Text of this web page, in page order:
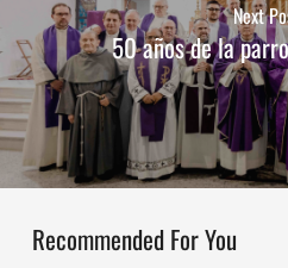
Next
50 años de la
Recommended For You